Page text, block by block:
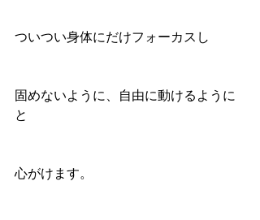
ついつい身体にだけフォーカスし
固めないように、自由に動けるように
と
心がけます。